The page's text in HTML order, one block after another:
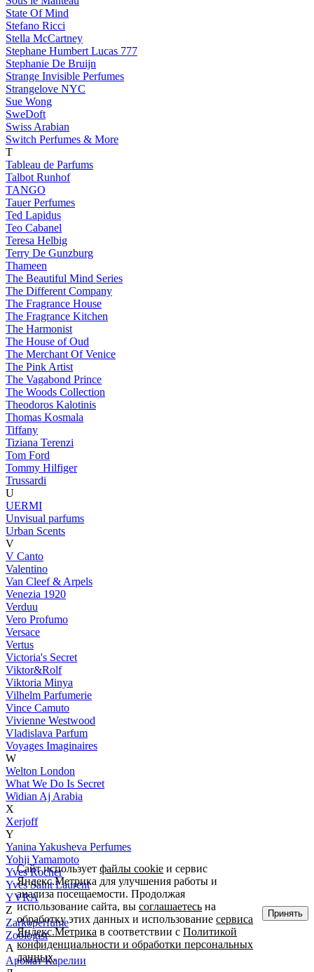
State Of Mind
Stefano Ricci
Stella McCartney
Stephane Humbert Lucas 777
Stephanie De Bruijn
Strange Invisible Perfumes
Strangelove NYC
Sue Wong
SweDoft
Swiss Arabian
Switch Perfumes & More
T
Tableau de Parfums
Talbot Runhof
TANGO
Tauer Perfumes
Ted Lapidus
Teo Cabanel
Teresa Helbig
Terry De Gunzburg
Thameen
The Beautiful Mind Series
The Different Company
The Fragrance House
The Fragrance Kitchen
The Harmonist
The House of Oud
The Merchant Of Venice
The Pink Artist
The Vagabond Prince
The Woods Collection
Theodoros Kalotinis
Thomas Kosmala
Tiffany
Tiziana Terenzi
Tom Ford
Tommy Hilfiger
Trussardi
U
UERMI
Unvisual parfums
Urban Scents
V
V Canto
Valentino
Van Cleef & Arpels
Venezia 1920
Verduu
Vero Profumo
Versace
Vertus
Victoria's Secret
Viktor&Rolf
Viktoria Minya
Vilhelm Parfumerie
Vince Camuto
Vivienne Westwood
Vladislava Parfum
Voyages Imaginaires
W
Welton London
What We Do Is Secret
Widian Aj Arabia
X
Xerjoff
Y
Yanina Yakusheva Perfumes
Yohji Yamamoto
Yves Rocher
Yves Saint Laurent
YVRA
Z
Zarkoperfume
Zoologist
А
Аромат Карелии
Сайт используетфайлы cookie и сервис
Яндекс.Метрика для улучшения работы и
анализа посещаемости. Продолжая
использование сайта, высоглашаетесь на
обработку этих данных и использованиесервиса
Яндекс.Метрика в соответствии сПолитикой
конфиденциальности и обработки персональных
данных.
Принять